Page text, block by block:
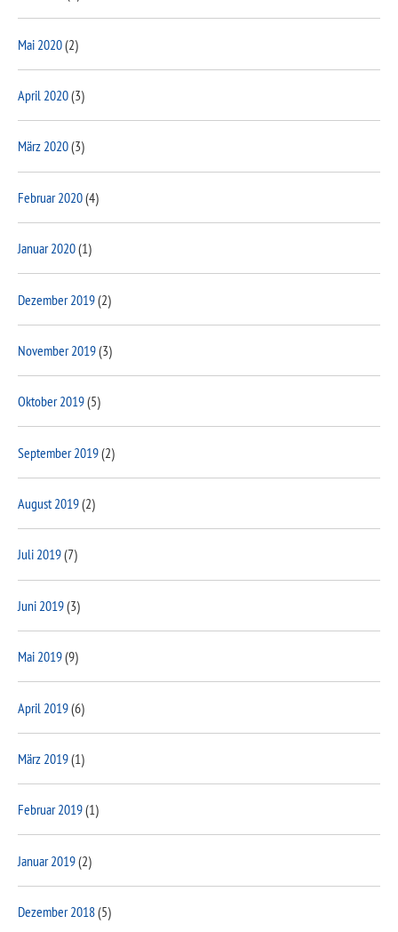
Mai 2020(2)
April 2020(3)
März 2020(3)
Februar 2020(4)
Januar 2020(1)
Dezember 2019(2)
November 2019(3)
Oktober 2019(5)
September 2019(2)
August 2019(2)
Juli 2019(7)
Juni 2019(3)
Mai 2019(9)
April 2019(6)
März 2019(1)
Februar 2019(1)
Januar 2019(2)
Dezember 2018(5)